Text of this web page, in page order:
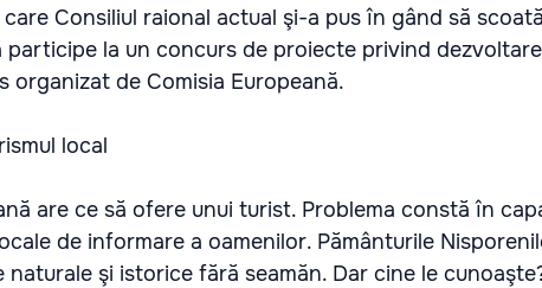
Consiliul raional actual şi-a pus în gând să
participe la un concurs de proiecte privind
de Comisia Europeană.
local
are ce să ofere unui turist. Problema constă în
de informare a oamenilor. Pământurile
naturale şi istorice fără seamăn. Dar cine le